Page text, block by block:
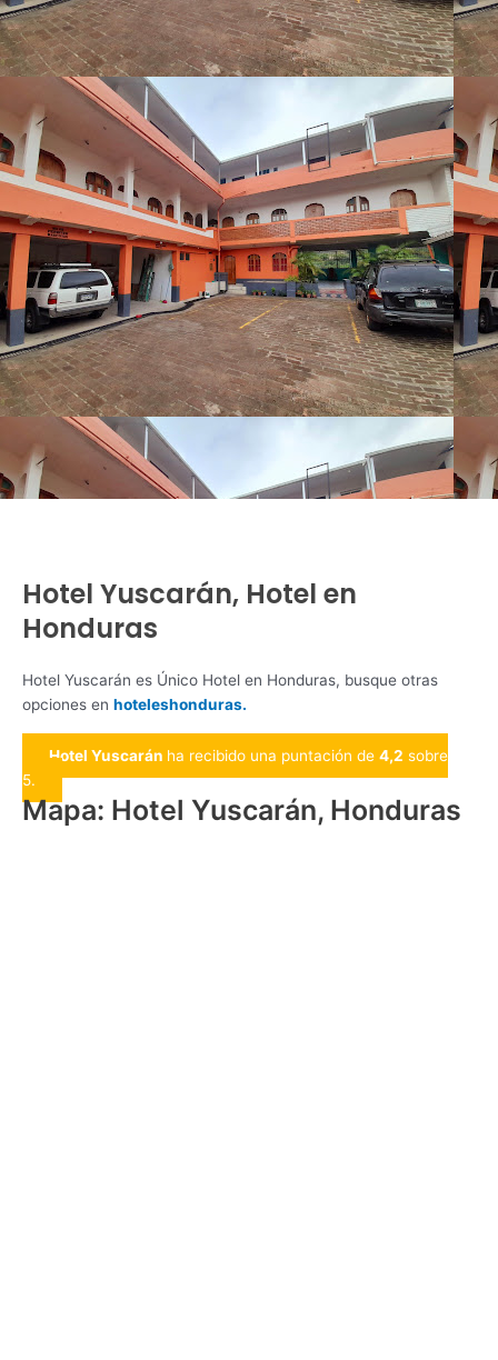
Hotel Yuscarán, Hotel en
Honduras
Hotel Yuscarán es Único Hotel en Honduras, busque otras
opciones en hoteleshonduras.
Hotel Yuscarán ha recibido una puntación de 4,2 sobre
5.
Mapa: Hotel Yuscarán, Honduras